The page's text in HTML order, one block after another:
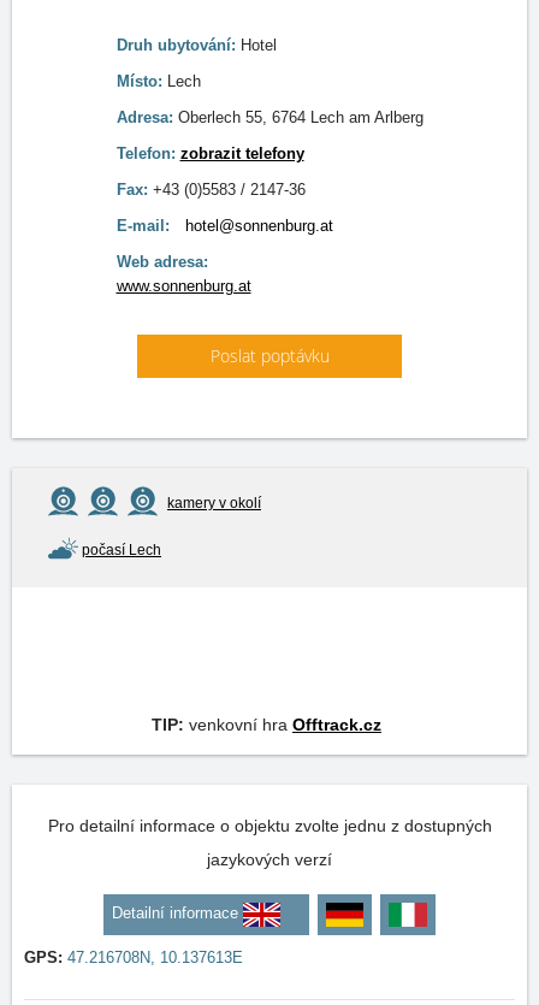
Druh ubytování: Hotel
Místo: Lech
Adresa: Oberlech 55, 6764 Lech am Arlberg
Telefon: zobrazit telefony
Fax: +43 (0)5583 / 2147-36
E-mail:
hotel@sonnenburg.at
Web adresa:
www.sonnenburg.at
Poslat poptávku
kamery v okolí
počasí Lech
TIP: venkovní hra Offtrack.cz
Pro detailní informace o objektu zvolte jednu z dostupných
jazykových verzí
Detailní informace
GPS: 47.216708N, 10.137613E